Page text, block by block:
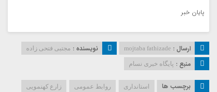
پایان خبر
ارسال : mojtaba fathizade نویسنده : مجتبی فتحی زاده
منبع : پایگاه خبری نسام
برچسب ها استانداری روابط عمومی زارع کهنمویی